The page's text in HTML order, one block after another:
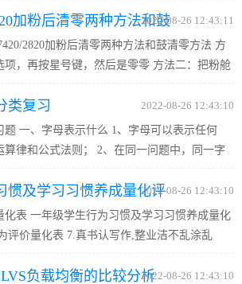
出下列各数。 二百九十万七千六百三十...
加粉后清零两种方法和鼓2022-08-26 12:43:11
2820加粉后清零两种方法和鼓清零方法 方
项，再按星号键，然后是零零 方法二：把粉舱
取出耗材，更换完鼓芯或新的鼓单元...
类复习 2022-08-26 12:43:10
题 一、字母表示什么 1、字母可以表示任何
律和公式法则； 2、在同一问题中，同一字
量时，字母的取值必须使这个问题有意义，
惯及学习习惯养成量化评2022-08-26 12:43:10
化表 一年级学生行为习惯及学习习惯养成量化
评价量化表 7.真书认写作,整业洁不乱涂乱
讲理，不性任不，脾 气耍不顶，撞 2.。...
负载均衡的比较分析2022-08-26 12:43:10